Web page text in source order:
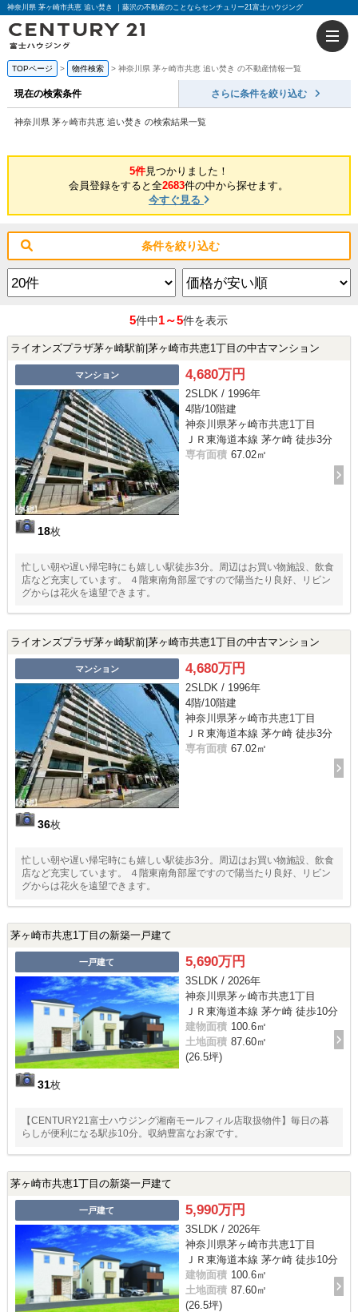
神奈川県 茅ヶ崎市共恵 追い焚き ｜藤沢の不動産のことならセンチュリー21富士ハウジング
TOPページ 物件検索 神奈川県 茅ヶ崎市共恵 追い焚き の不動産情報一覧
現在の検索条件 さらに条件を絞り込む
神奈川県 茅ヶ崎市共恵 追い焚き の検索結果一覧
5件見つかりました！
会員登録をすると全2683件の中から探せます。
今すぐ見る
条件を絞り込む
5件中1～5件を表示
ライオンズプラザ茅ヶ崎駅前|茅ヶ崎市共恵1丁目の中古マンション
マンション
18枚
4,680万円
2SLDK / 1996年
4階/10階建
神奈川県茅ヶ崎市共恵1丁目
ＪＲ東海道本線 茅ケ崎 徒歩3分
専有面積 67.02㎡
忙しい朝や遅い帰宅時にも嬉しい駅徒歩3分。周辺はお買い物施設、飲食
店など充実しています。 ４階東南角部屋ですので陽当たり良好、リビン
グからは花火を遠望できます。
ライオンズプラザ茅ヶ崎駅前|茅ヶ崎市共恵1丁目の中古マンション
マンション
36枚
4,680万円
2SLDK / 1996年
4階/10階建
神奈川県茅ヶ崎市共恵1丁目
ＪＲ東海道本線 茅ケ崎 徒歩3分
専有面積 67.02㎡
忙しい朝や遅い帰宅時にも嬉しい駅徒歩3分。周辺はお買い物施設、飲食
店など充実しています。 ４階東南角部屋ですので陽当たり良好、リビン
グからは花火を遠望できます。
茅ヶ崎市共恵1丁目の新築一戸建て
一戸建て
31枚
5,690万円
3SLDK / 2026年
神奈川県茅ヶ崎市共恵1丁目
ＪＲ東海道本線 茅ケ崎 徒歩10分
建物面積 100.6㎡
土地面積 87.60㎡
(26.5坪)
【CENTURY21富士ハウジング湘南モールフィル店取扱物件】毎日の暮
らしが便利になる駅歩10分。収納豊富なお家です。
茅ヶ崎市共恵1丁目の新築一戸建て
一戸建て 5,990万円
3SLDK / 2026年
神奈川県茅ヶ崎市共恵1丁目
ＪＲ東海道本線 茅ケ崎 徒歩10分
建物面積 100.6㎡
土地面積 87.60㎡
(26.5坪)